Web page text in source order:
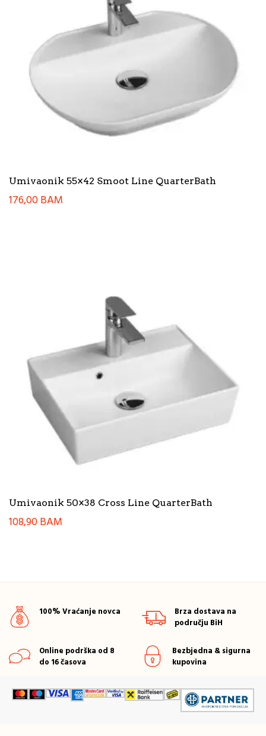
Umivaonik 55×42 Smoot Line QuarterBath
176,00BAM
Umivaonik 50×38 Cross Line QuarterBath
108,90BAM
100% Vraćanje novca
Brza dostava na
području BiH
Online podrška od 8
do 16 časova
Bezbjedna & sigurna
kupovina